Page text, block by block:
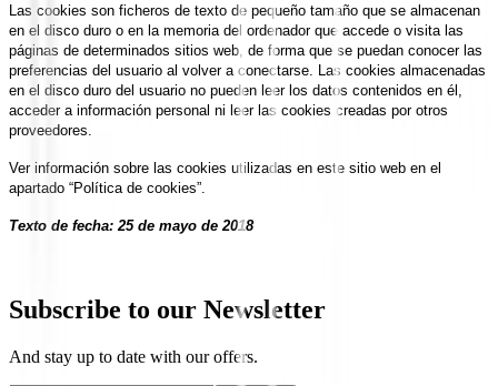
Las cookies son ficheros de texto de pequeño tamaño que se almacenan
en el disco duro o en la memoria del ordenador que accede o visita las
páginas de determinados sitios web, de forma que se puedan conocer las
preferencias del usuario al volver a conectarse. Las cookies almacenadas
en el disco duro del usuario no pueden leer los datos contenidos en él,
acceder a información personal ni leer las cookies creadas por otros
proveedores.
Ver información sobre las cookies utilizadas en este sitio web en el
apartado “Política de cookies”.
Texto de fecha: 25 de mayo de 2018
Subscribe to our Newsletter
And stay up to date with our offers.